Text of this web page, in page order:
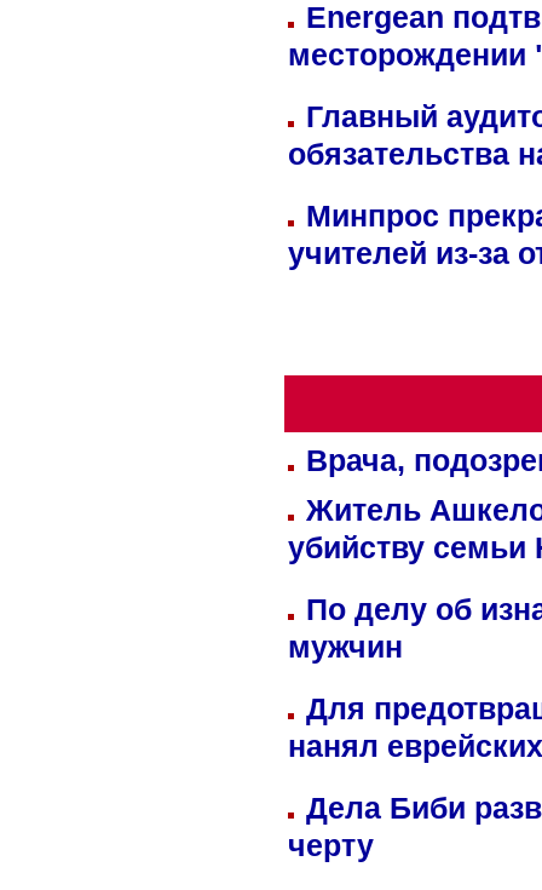
Energean
Главный
обязательства
Минпрос
учителей из-за
Врача,
Житель
убийству семьи
По делу об
мужчин
Для
нанял
Дела Биби
черту